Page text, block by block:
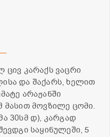
ცივ კარაქს ვაცრი
და შაქარს, ხელით
არაჟანში
მასით მოვზილე ცომი.
30სმ დ), კარგად
საყინულეში, 5